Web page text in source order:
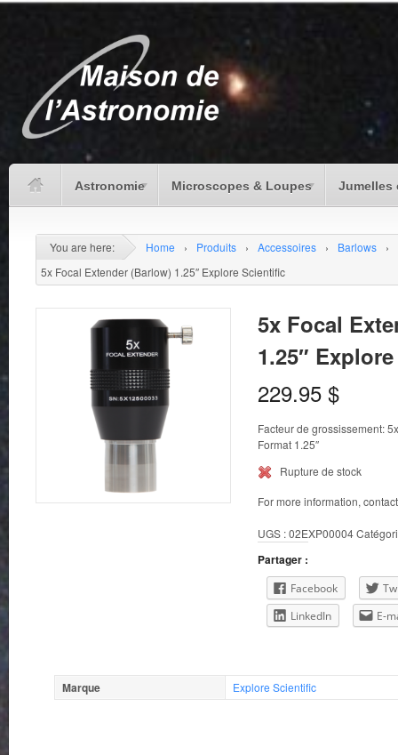
Astronomie Microscopes & Loupes Jumelles
You are here: Home › Produits › Accessoires › Barlows
›
5x Focal Extender (Barlow) 1.25″ Explore Scientific
5x Focal
1.25″
229.95 $
Facteur de grossissement: 5x
Format 1.25″
Rupture de stock
For more information,
UGS :02EXP00004
Partager :
Facebook
LinkedIn
E-
Marque Explore Scientific